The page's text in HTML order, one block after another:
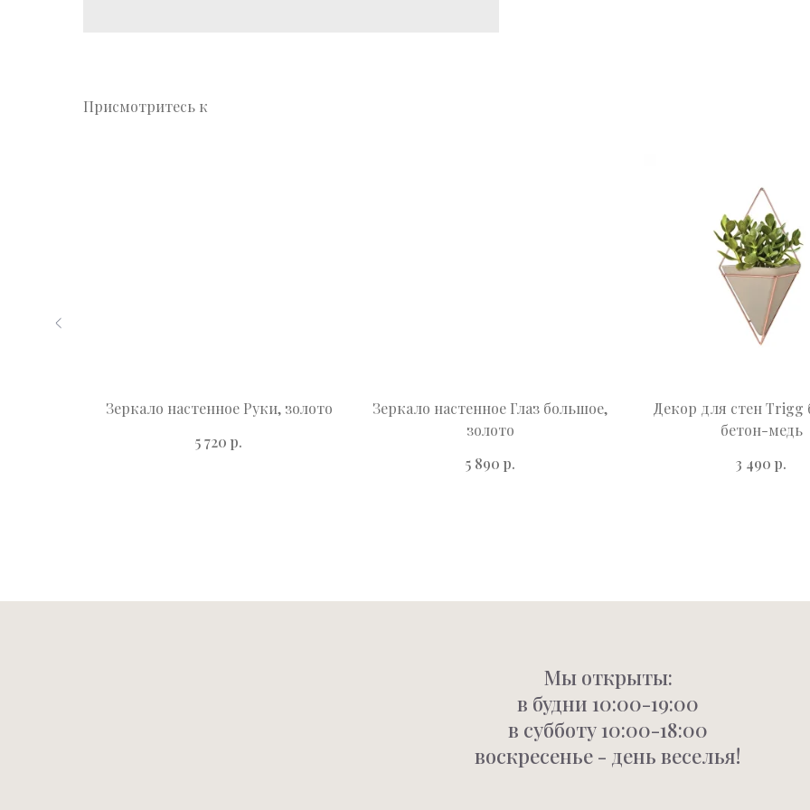
Присмотритесь к
Зеркало настенное Руки, золото
5 720 р.
Зеркало настенное Глаз большое,
золото
5 890 р.
Декор для стен Trigg
бетон-медь
3 490 р.
Мы открыты:
в будни 10:00-19:00
в субботу 10:00-18:00
воскресенье - день веселья!